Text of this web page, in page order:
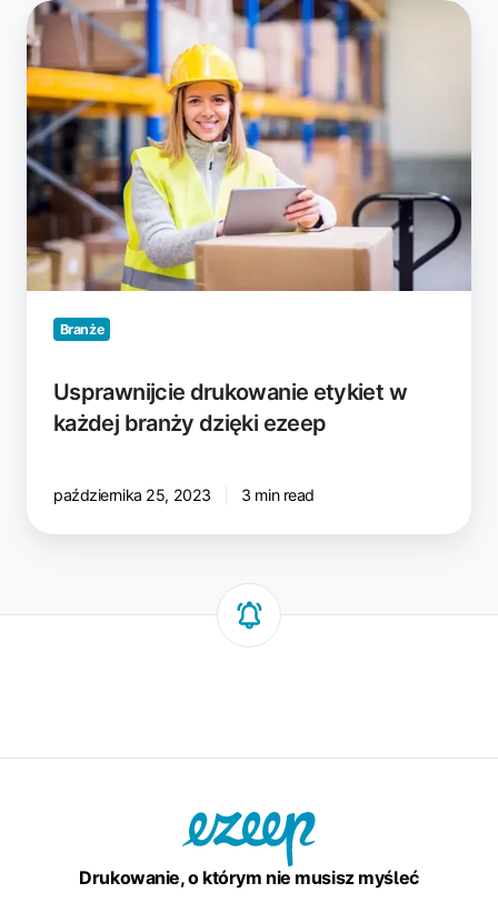
Usprawnijcie
drukowanie
etykiet
w
każdej
branży
dzięki
ezeep
Branże
Usprawnijcie drukowanie etykiet w
każdej branży dzięki ezeep
października 25, 2023 3 min read
Drukowanie, o którym nie musisz myśleć